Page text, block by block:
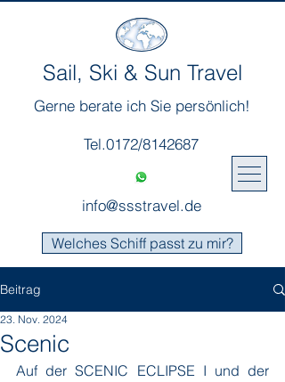
Sail, Ski & Sun Travel
Gerne berate ich Sie persönlich!
Tel.0172/8142687
info@ssstravel.de
Welches Schiff passt zu mir?
Beitrag
Scenic
23. Nov. 2024
Auf der SCENIC ECLIPSE I und der